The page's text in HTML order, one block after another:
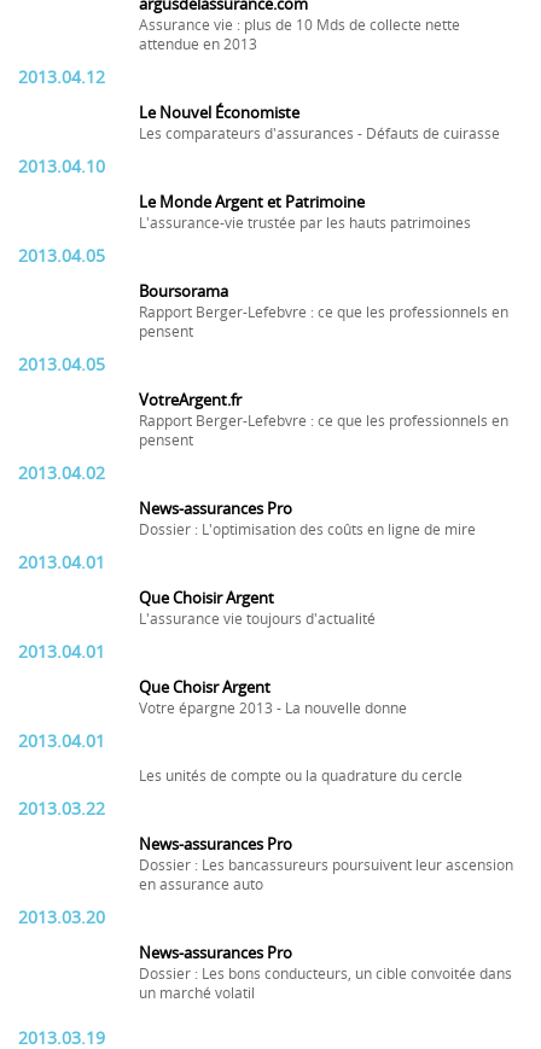
argusdelassurance.com
Assurance vie : plus de 10 Mds de collecte nette
attendue en 2013
2013.04.12
Le Nouvel Économiste
Les comparateurs d'assurances - Défauts de cuirasse
2013.04.10
Le Monde Argent et Patrimoine
L'assurance-vie trustée par les hauts patrimoines
2013.04.05
Boursorama
Rapport Berger-Lefebvre : ce que les professionnels en
pensent
2013.04.05
VotreArgent.fr
Rapport Berger-Lefebvre : ce que les professionnels en
pensent
2013.04.02
News-assurances Pro
Dossier : L'optimisation des coûts en ligne de mire
2013.04.01
Que Choisir Argent
L'assurance vie toujours d'actualité
2013.04.01
Que Choisr Argent
Votre épargne 2013 - La nouvelle donne
2013.04.01
Les unités de compte ou la quadrature du cercle
2013.03.22
News-assurances Pro
Dossier : Les bancassureurs poursuivent leur ascension
en assurance auto
2013.03.20
News-assurances Pro
Dossier : Les bons conducteurs, un cible convoitée dans
un marché volatil
2013.03.19